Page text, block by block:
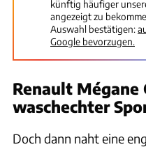
künftig häufiger
angezeigt zu
Auswahl bestätigen:
Google bevorzugen.
Renault Mégane
waschechter
Doch dann naht eine